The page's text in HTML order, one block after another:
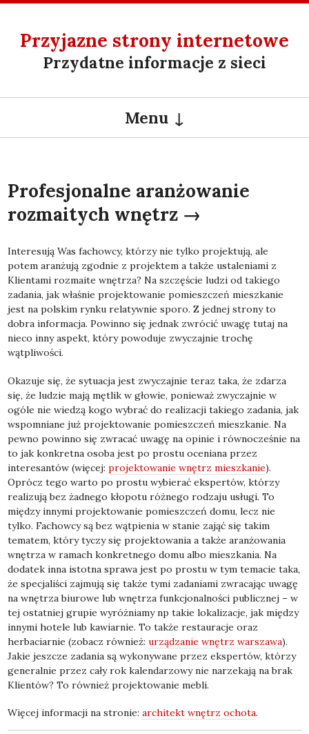
Przyjazne strony internetowe
Przydatne informacje z sieci
Menu
Profesjonalne aranżowanie
rozmaitych wnętrz
Interesują Was fachowcy, którzy nie tylko projektują, ale
potem aranżują zgodnie z projektem a także ustaleniami z
Klientami rozmaite wnętrza? Na szczęście ludzi od takiego
zadania, jak właśnie projektowanie pomieszczeń mieszkanie
jest na polskim rynku relatywnie sporo. Z jednej strony to
dobra informacja. Powinno się jednak zwrócić uwagę tutaj na
nieco inny aspekt, który powoduje zwyczajnie trochę
wątpliwości.
Okazuje się, że sytuacja jest zwyczajnie teraz taka, że zdarza
się, że ludzie mają mętlik w głowie, ponieważ zwyczajnie w
ogóle nie wiedzą kogo wybrać do realizacji takiego zadania, jak
wspomniane już projektowanie pomieszczeń mieszkanie. Na
pewno powinno się zwracać uwagę na opinie i równocześnie na
to jak konkretna osoba jest po prostu oceniana przez
interesantów (więcej:projektowanie wnętrz mieszkanie).
Oprócz tego warto po prostu wybierać ekspertów, którzy
realizują bez żadnego kłopotu różnego rodzaju usługi. To
między innymi projektowanie pomieszczeń domu, lecz nie
tylko. Fachowcy są bez wątpienia w stanie zająć się takim
tematem, który tyczy się projektowania a także aranżowania
wnętrza w ramach konkretnego domu albo mieszkania. Na
dodatek inna istotna sprawa jest po prostu w tym temacie taka,
że specjaliści zajmują się także tymi zadaniami zwracając uwagę
na wnętrza biurowe lub wnętrza funkcjonalności publicznej – w
tej ostatniej grupie wyróżniamy np takie lokalizacje, jak między
innymi hotele lub kawiarnie. To także restauracje oraz
herbaciarnie (zobacz również:urządzanie wnętrz warszawa).
Jakie jeszcze zadania są wykonywane przez ekspertów, którzy
generalnie przez cały rok kalendarzowy nie narzekają na brak
Klientów? To również projektowanie mebli.
Więcej informacji na stronie:architekt wnętrz ochota.